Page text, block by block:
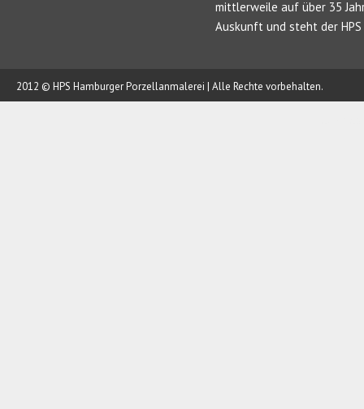
mittlerweile auf über 35
Auskunft und steht der
2012 © HPS Hamburger Porzellanmalerei | Alle Rechte vorbehalten.